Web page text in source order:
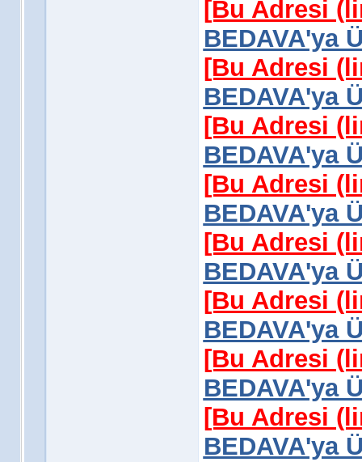
[Bu Adresi
BEDAVA'ya
[Bu Adresi
BEDAVA'ya
[Bu Adresi
BEDAVA'ya
[Bu Adresi
BEDAVA'ya
[Bu Adresi
BEDAVA'ya
[Bu Adresi
BEDAVA'ya
[Bu Adresi
BEDAVA'ya
[Bu Adresi
BEDAVA'ya